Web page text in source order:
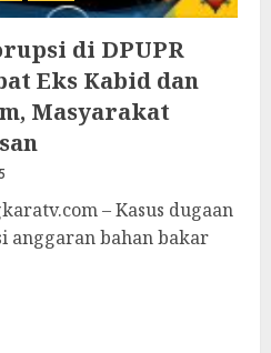
di DPUPR
Eks Kabid dan
Masyarakat
– Kasus dugaan
anggaran bahan bakar